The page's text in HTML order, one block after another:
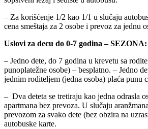
– Za korišćenje 1/2 kao 1/1 u slučaju
cena smeštaja za 2 osobe i prevoz za jednu
Uslovi za decu do 0-7 godina – SEZONA:
– Jedno dete, do 7 godina u krevetu sa
punoplatežne osobe) – besplatno. – Jedno
jednim roditeljem (jedna osoba) plaća punu
– Dva deteta se tretiraju kao jedna odrasla
apartmana bez prevoza. U slučaju
prevozom za svako dete (bez obzira na
autobuske karte.